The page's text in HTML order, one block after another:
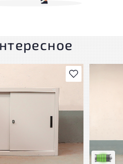
В избранное
Низкая